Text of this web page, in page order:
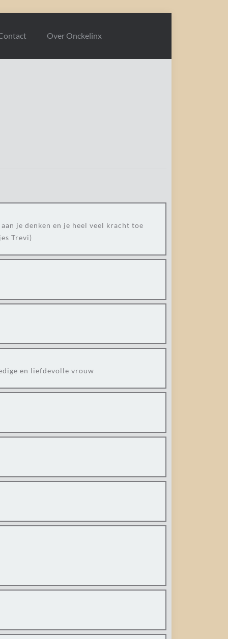
Over Onckelinx
je denken en je heel veel kracht toe
Trevi)
en liefdevolle vrouw